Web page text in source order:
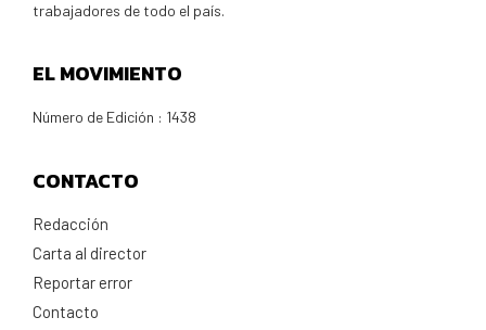
trabajadores de todo el país.
EL MOVIMIENTO
Número de Edición : 1438
CONTACTO
Redacción
Carta al director
Reportar error
Contacto